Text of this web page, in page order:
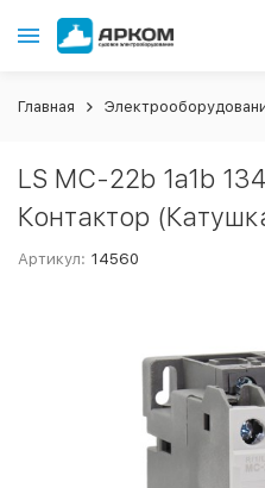
Главная
LS MC-22b 1a1b
Контактор
Артикул: 14560